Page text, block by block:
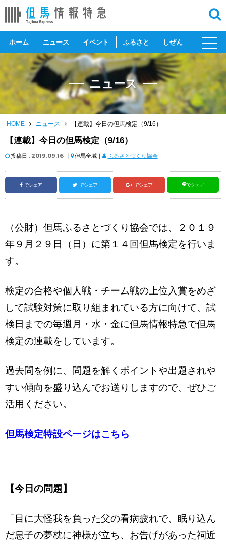
ホーム ニュース イベント ふるさと しぜん
toggle
ニュース
HOME ニュース 【連載】今日の但馬検定（9/16）
【連載】今日の但馬検定（9/16）
投稿日 : 2019.09.16 ｜ 但馬全域｜ ふるさとづくり協会
でシェア でシェア でシェア でシェア
（公財）但馬ふるさとづくり協会では、２０１９
年９月２９日（日）に第１４回但馬検定を行いま
す。
検定の合格や個人戦・チーム戦の上位入賞をめざ
して試験対策に取り組まれている方に向けて、試
検日までの毎週月・水・金に但馬情報特急で但馬
検定の連載をしています。
過去問を例に、問題を解くポイントや出題されや
すい傾向を盛り込んでお送りしますので、ぜひご
活用ください。
但馬検定特設ページはこちら
【今日の問題】
「目に大怪我を負った父の看病疲れで、眠り込ん
だ息子の夢枕に神様が立ち、お告げがあった祠近